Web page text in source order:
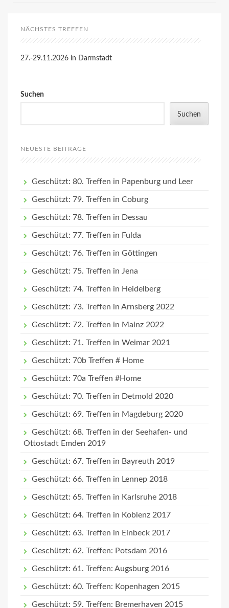
NÄCHSTES TREFFEN
27.-29.11.2026 in Darmstadt
Suchen
Suchen
NEUESTE BEITRÄGE
Geschützt: 80. Treffen in Papenburg und Leer
Geschützt: 79. Treffen in Coburg
Geschützt: 78. Treffen in Dessau
Geschützt: 77. Treffen in Fulda
Geschützt: 76. Treffen in Göttingen
Geschützt: 75. Treffen in Jena
Geschützt: 74. Treffen in Heidelberg
Geschützt: 73. Treffen in Arnsberg 2022
Geschützt: 72. Treffen in Mainz 2022
Geschützt: 71. Treffen in Weimar 2021
Geschützt: 70b Treffen # Home
Geschützt: 70a Treffen #Home
Geschützt: 70. Treffen in Detmold 2020
Geschützt: 69. Treffen in Magdeburg 2020
Geschützt: 68. Treffen in der Seehafen- und
Ottostadt Emden 2019
Geschützt: 67. Treffen in Bayreuth 2019
Geschützt: 66. Treffen in Lennep 2018
Geschützt: 65. Treffen in Karlsruhe 2018
Geschützt: 64. Treffen in Koblenz 2017
Geschützt: 63. Treffen in Einbeck 2017
Geschützt: 62. Treffen: Potsdam 2016
Geschützt: 61. Treffen: Augsburg 2016
Geschützt: 60. Treffen: Kopenhagen 2015
Geschützt: 59. Treffen: Bremerhaven 2015